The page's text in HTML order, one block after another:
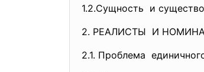
1.2.Сущность и
2. РЕАЛИСТЫ И
2.1. Проблема